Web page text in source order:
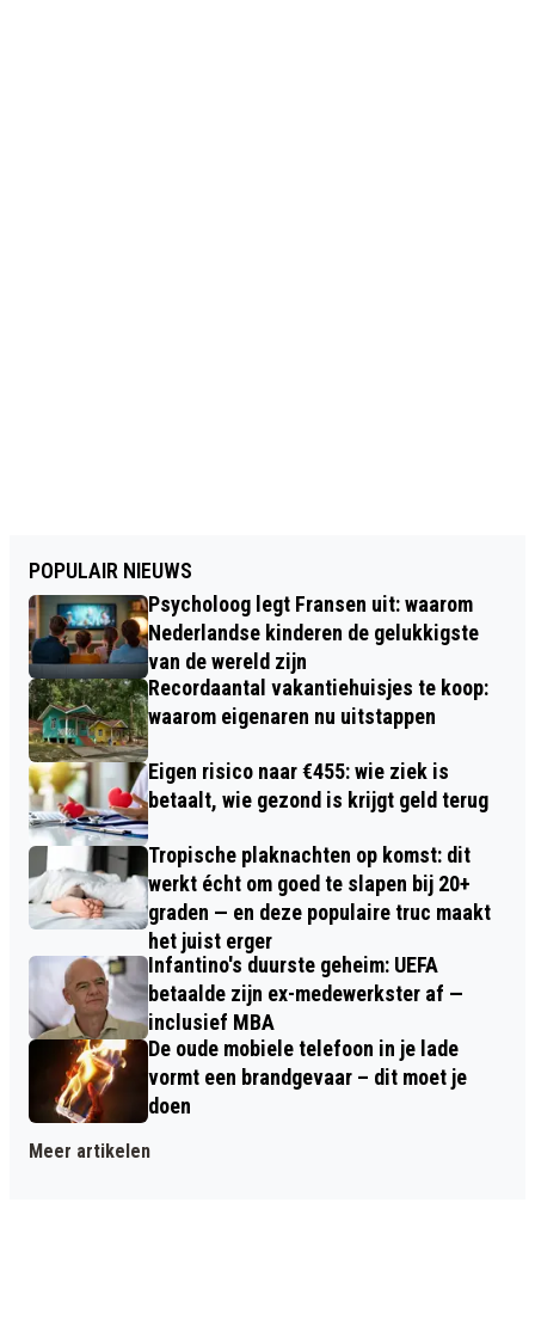
POPULAIR NIEUWS
Psycholoog legt Fransen uit: waarom
Nederlandse kinderen de gelukkigste
van de wereld zijn
Recordaantal vakantiehuisjes te koop:
waarom eigenaren nu uitstappen
Eigen risico naar €455: wie ziek is
betaalt, wie gezond is krijgt geld terug
Tropische plaknachten op komst: dit
werkt écht om goed te slapen bij 20+
graden — en deze populaire truc maakt
het juist erger
Infantino's duurste geheim: UEFA
betaalde zijn ex-medewerkster af —
inclusief MBA
De oude mobiele telefoon in je lade
vormt een brandgevaar – dit moet je
doen
Meer artikelen